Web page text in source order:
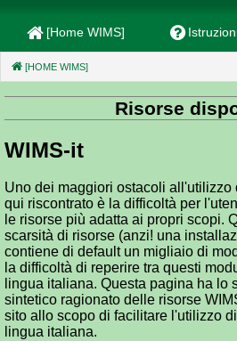
[Home WIMS]
[HOME WIMS]
Risorse
WIMS-it
Uno dei maggiori ostacoli all'utilizzo
qui riscontrato è la difficoltà per
le risorse più adatta ai propri scopi.
scarsità di risorse (anzi! una
contiene di default un migliaio di
la difficoltà di reperire tra questi
lingua italiana. Questa pagina ha lo
sintetico ragionato delle risorse
sito allo scopo di facilitare l'utilizzo
lingua italiana.